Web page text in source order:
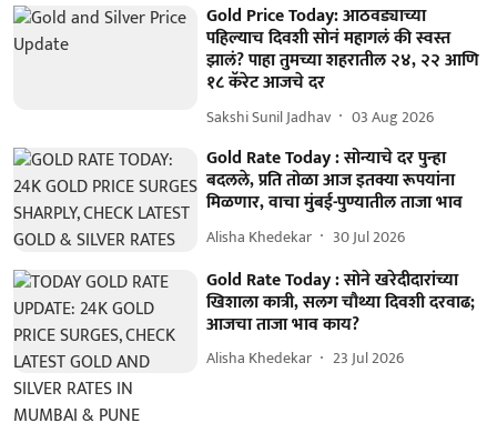
Gold Price Today: आठवड्याच्या
पहिल्याच दिवशी सोनं महागलं की स्वस्त
झालं? पाहा तुमच्या शहरातील २४, २२ आणि
१८ कॅरेट आजचे दर
Sakshi Sunil Jadhav 03 Aug 2026
Gold Rate Today : सोन्याचे दर पुन्हा
बदलले, प्रति तोळा आज इतक्या रूपयांना
मिळणार, वाचा मुंबई-पुण्यातील ताजा भाव
Alisha Khedekar 30 Jul 2026
Gold Rate Today : सोने खरेदीदारांच्या
खिशाला कात्री, सलग चौथ्या दिवशी दरवाढ;
आजचा ताजा भाव काय?
Alisha Khedekar 23 Jul 2026